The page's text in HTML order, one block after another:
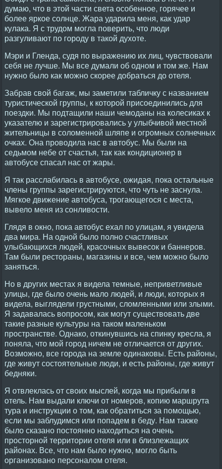
думаю, что в этой части света особенное, горячее и
более яркое солнце. Жара ударила меня, как удар
кулака. Я с трудом могла поверить, что люди
разгуливают по городу в такой духоте.
Мэри и Гленда, судя по выражению их лиц, чувствовали
себя не лучше. Мы все думали об одном и том же. Нам
нужно было как можно скорее добраться до отеля.
Забрав свой багаж, мы заметили табличку с названием
туристической группы, к которой присоединились для
поездки. Мы подтащили наши чемоданы на колесиках к
указателю и зарегистрировались у улыбчивой местной
жительницы в соломенной шляпе и огромных солнечных
очках. Она проводила нас в автобус. Мы были на
седьмом небе от счастья, так как кондиционер в
автобусе спасал нас от жары.
Я так расслабилась в автобусе, ожидая, пока остальные
члены группы зарегистрируются, что чуть не заснула.
Мягкое движение автобуса, трогающегося с места,
вывело меня из сонливости.
Глядя в окно, пока автобус ехал по улицам, я увидела
два мира. На одной было полно счастливых
улыбающихся людей, красочных вывесок и баннеров.
Там были рестораны, магазины и все, чем можно было
заняться.
Но в других местах я видела темные, неприветливые
улицы, где было очень мало людей, и люди, которых я
видела, выглядели грустными, сломленными или злыми.
Я задавалась вопросом, как могут существовать две
такие разные культуры на таком маленьком
пространстве. Однако, откинувшись на спинку кресла, я
поняла, что мой город ничем не отличается от других.
Возможно, все города на земле одинаковы. Есть районы,
где живут состоятельные люди, и есть районы, где живут
бедняки.
Я отвлеклась от своих мыслей, когда мы прибыли в
отель. Нам выдали ключи от номеров, копию маршрута
тура и инструкции о том, как обратиться за помощью,
если мы заблудимся или попадем в беду. Нам также
было сказано постоянно находиться на очень
просторной территории отеля или в близлежащих
районах. Все, что нам было нужно, могло быть
организовано персоналом отеля.